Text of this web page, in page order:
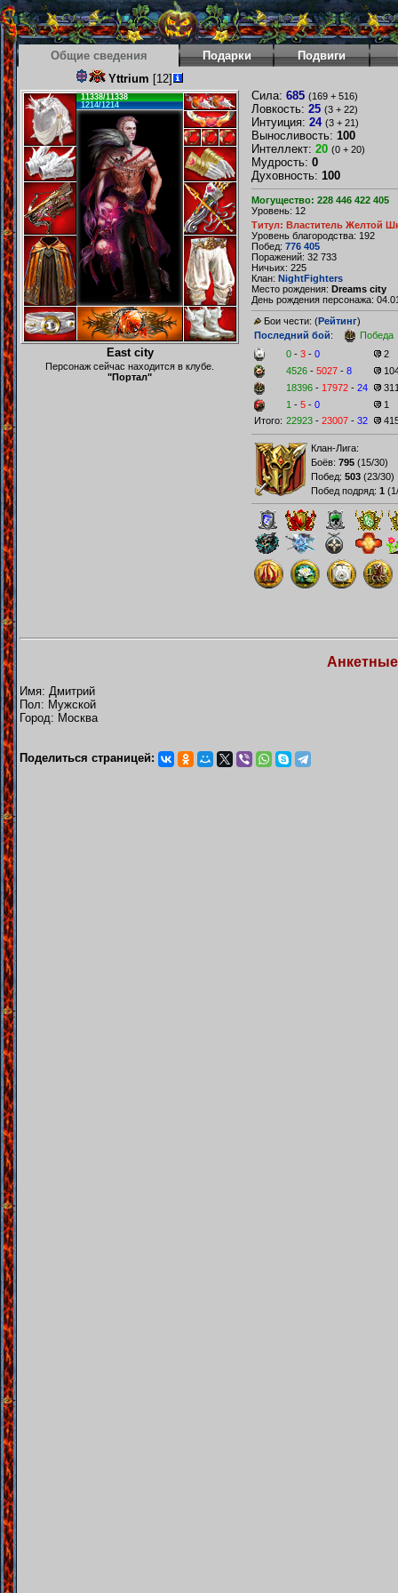
Общие сведения Подарки Подвиги
Yttrium [12]
11338/11338
1214/1214
East city
Персонаж сейчас находится в клубе.
"Портал"
Сила: 685 (169 + 516)
Ловкость: 25 (3 + 22)
Интуиция: 24 (3 + 21)
Выносливость: 100
Интеллект: 20 (0 + 20)
Мудрость: 0
Духовность: 100
Могущество: 228 446 422 405
Уровень: 12
Титул: Властитель Желтой
Уровень благородства: 192
Побед: 776 405
Поражений: 32 733
Ничьих: 225
Клан: NightFighters
Место рождения: Dreams city
День рождения персонажа:
Бои чести: (Рейтинг)
Последний бой:
Победа
0 - 3 - 0
2
4526 - 5027 - 8
18396 - 17972 - 24
1 - 5 - 0
1
Итого: 22923 - 23007 - 32
Клан-Лига:
Боёв: 795 (15/30)
Побед: 503 (23/30)
Побед подряд: 1 (
Имя: Дмитрий
Пол: Мужской
Город: Москва
Поделиться страницей: